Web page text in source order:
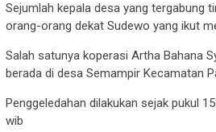
Sejumlah kepala desa yang tergabung
orang-orang dekat Sudewo yang ikut
Salah satunya koperasi Artha Bahana
berada di desa Semampir Kecamatan
Penggeledahan dilakukan sejak pukul
wib